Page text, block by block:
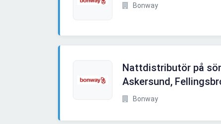
Bonway
Nattdistributör på
Askersund,
Bonway